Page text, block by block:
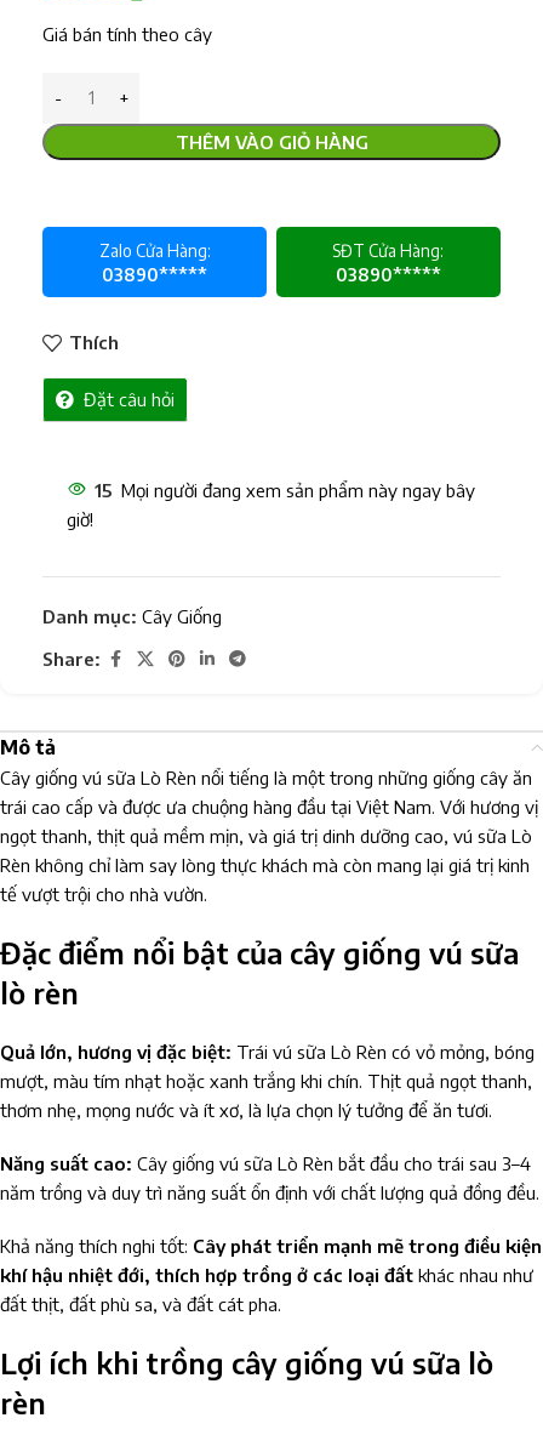
Giá bán tính theo cây
THÊM VÀO GIỎ HÀNG
Zalo Cửa Hàng:
03890*****
SĐT Cửa Hàng:
03890*****
Thích
Đặt câu hỏi
15 Mọi người đang xem sản phẩm này ngay bây
giờ!
Danh mục: Cây Giống
Share:
Mô tả
Cây giống vú sữa Lò Rèn nổi tiếng là một trong những giống cây ăn
trái cao cấp và được ưa chuộng hàng đầu tại Việt Nam. Với hương vị
ngọt thanh, thịt quả mềm mịn, và giá trị dinh dưỡng cao, vú sữa Lò
Rèn không chỉ làm say lòng thực khách mà còn mang lại giá trị kinh
tế vượt trội cho nhà vườn.
Đặc điểm nổi bật của cây giống vú sữa
lò rèn
Quả lớn, hương vị đặc biệt: Trái vú sữa Lò Rèn có vỏ mỏng, bóng
mượt, màu tím nhạt hoặc xanh trắng khi chín. Thịt quả ngọt thanh,
thơm nhẹ, mọng nước và ít xơ, là lựa chọn lý tưởng để ăn tươi.
Năng suất cao: Cây giống vú sữa Lò Rèn bắt đầu cho trái sau 3–4
năm trồng và duy trì năng suất ổn định với chất lượng quả đồng đều.
Khả năng thích nghi tốt: Cây phát triển mạnh mẽ trong điều kiện
khí hậu nhiệt đới, thích hợp trồng ở các loại đất khác nhau như
đất thịt, đất phù sa, và đất cát pha.
Lợi ích khi trồng cây giống vú sữa lò
rèn